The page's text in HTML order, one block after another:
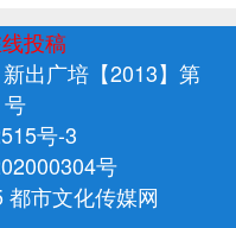
投稿
出广培【2013】第
号
号-3
号
市文化传媒网